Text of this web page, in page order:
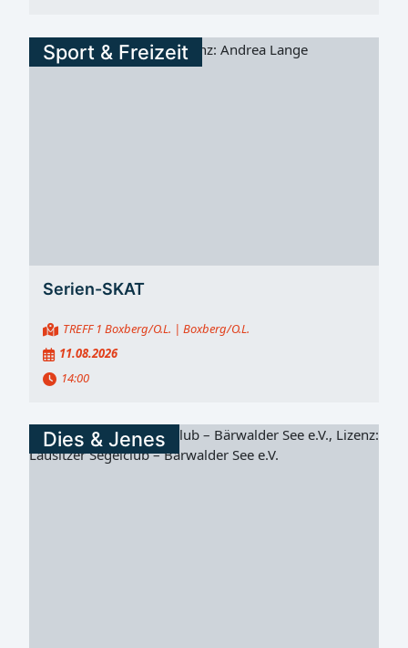
Sport & Freizeit
Serien-SKAT
TREFF 1 Boxberg/O.L. | Boxberg/O.L.
11.08.2026
14:00
Dies & Jenes